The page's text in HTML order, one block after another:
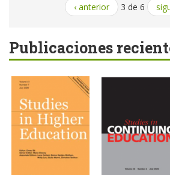
‹ anterior 3 de 6
Publicaciones